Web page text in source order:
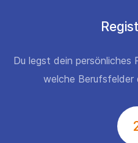
Du legst dein persönliches
welche Berufsfelder